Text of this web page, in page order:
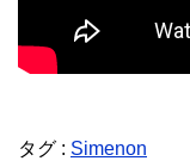
タグ : Simenon